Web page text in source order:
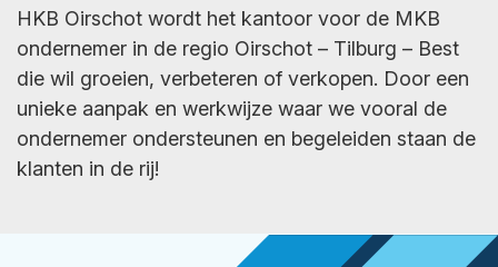
HKB Oirschot wordt het kantoor voor de MKB
ondernemer in de regio Oirschot – Tilburg – Best
die wil groeien, verbeteren of verkopen. Door een
unieke aanpak en werkwijze waar we vooral de
ondernemer ondersteunen en begeleiden staan de
klanten in de rij!